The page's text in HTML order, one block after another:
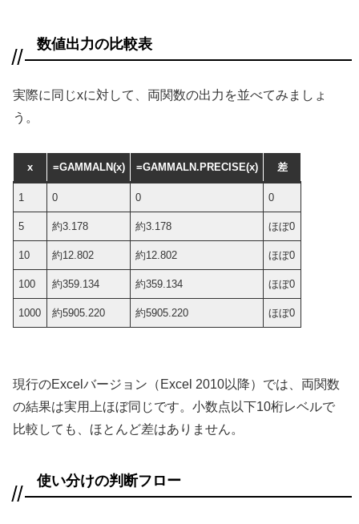
数値出力の比較表
実際に同じxに対して、両関数の出力を並べてみましょ
う。
x =GAMMALN(x) =GAMMALN.PRECISE(x) 差
1 0 0 0
5 約3.178 約3.178 ほぼ0
10 約12.802 約12.802 ほぼ0
100 約359.134 約359.134 ほぼ0
1000 約5905.220 約5905.220 ほぼ0
現行のExcelバージョン（Excel 2010以降）では、両関数
の結果は実用上ほぼ同じです。小数点以下10桁レベルで
比較しても、ほとんど差はありません。
使い分けの判断フロー